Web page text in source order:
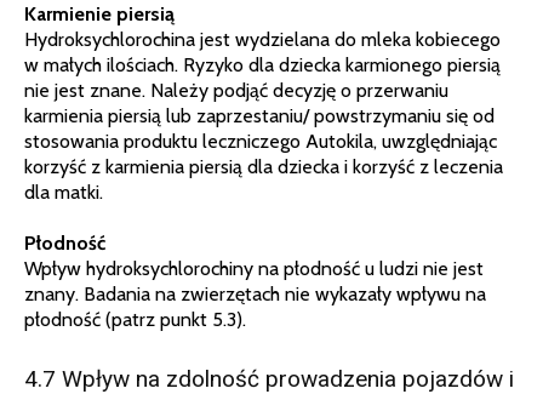
Karmienie piersią
Hydroksychlorochina jest wydzielana do mleka kobiecego
w małych ilościach. Ryzyko dla dziecka karmionego piersią
nie jest znane. Należy podjąć decyzję o przerwaniu
karmienia piersią lub zaprzestaniu/ powstrzymaniu się od
stosowania produktu leczniczego Autokila, uwzględniając
korzyść z karmienia piersią dla dziecka i korzyść z leczenia
dla matki.
Płodność
Wpływ hydroksychlorochiny na płodność u ludzi nie jest
znany. Badania na zwierzętach nie wykazały wpływu na
płodność (patrz punkt 5.3).
4.7 Wpływ na zdolność prowadzenia pojazdów i